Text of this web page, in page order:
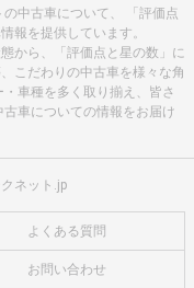
中古車について、 「評価点
報を提供しています。
から、「評価点と星の数」に
こだわりの中古車を様々な角
車種を多く取り揃え、皆さ
車についての情報をお届け
ネット.jp
よくある質問
お問い合わせ